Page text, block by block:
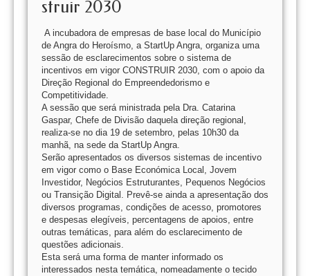
struir 2030
A incubadora de empresas de base local do Município
de Angra do Heroísmo, a StartUp Angra, organiza uma
sessão de esclarecimentos sobre o sistema de
incentivos em vigor CONSTRUIR 2030, com o apoio da
Direção Regional do Empreendedorismo e
Competitividade.
A sessão que será ministrada pela Dra. Catarina
Gaspar, Chefe de Divisão daquela direção regional,
realiza-se no dia 19 de setembro, pelas 10h30 da
manhã, na sede da StartUp Angra.
Serão apresentados os diversos sistemas de incentivo
em vigor como o Base Económica Local, Jovem
Investidor, Negócios Estruturantes, Pequenos Negócios
ou Transição Digital. Prevê-se ainda a apresentação dos
diversos programas, condições de acesso, promotores
e despesas elegíveis, percentagens de apoios, entre
outras temáticas, para além do esclarecimento de
questões adicionais.
Esta será uma forma de manter informado os
interessados nesta temática, nomeadamente o tecido